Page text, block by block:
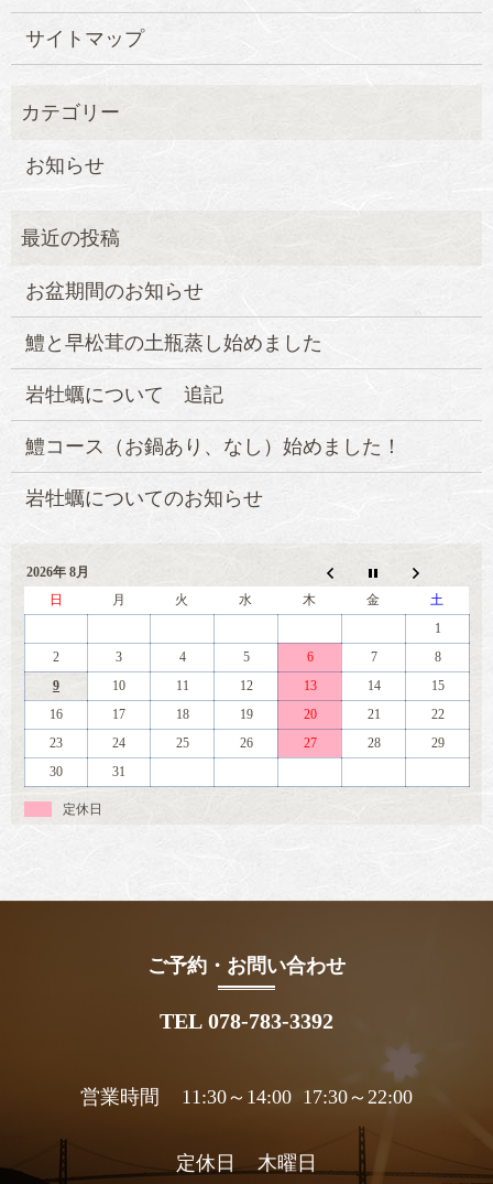
サイトマップ
お知らせ
お盆期間のお知らせ
鱧と早松茸の土瓶蒸し始めました
岩牡蠣について 追記
鱧コース（お鍋あり、なし）始めました！
岩牡蠣についてのお知らせ
2026年 8月
日
月 火 水 木 金
土
1
2
3 4 5 6 7
8
9
10 11 12 13 14
15
16
17 18 19 20 21
22
23
24 25 26 27 28
29
30
31
定休日
ご予約・お問い合わせ
TEL 078-783-3392
営業時間 11:30～14:00 17:30～22:00
定休日 木曜日